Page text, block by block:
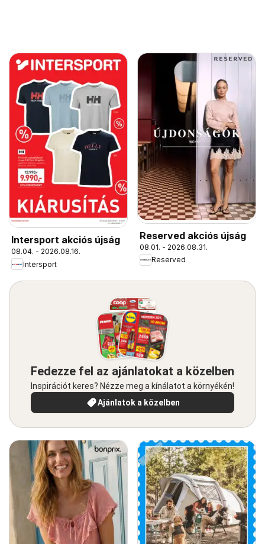
Intersport akciós újság
08.04. - 2026.08.16.
Intersport
Reserved akciós újság
08.01. - 2026.08.31.
Reserved
Fedezze fel az ajánlatokat a közelben
Inspirációt keres? Nézze meg a kínálatot a környékén!
Ajánlatok a közelben